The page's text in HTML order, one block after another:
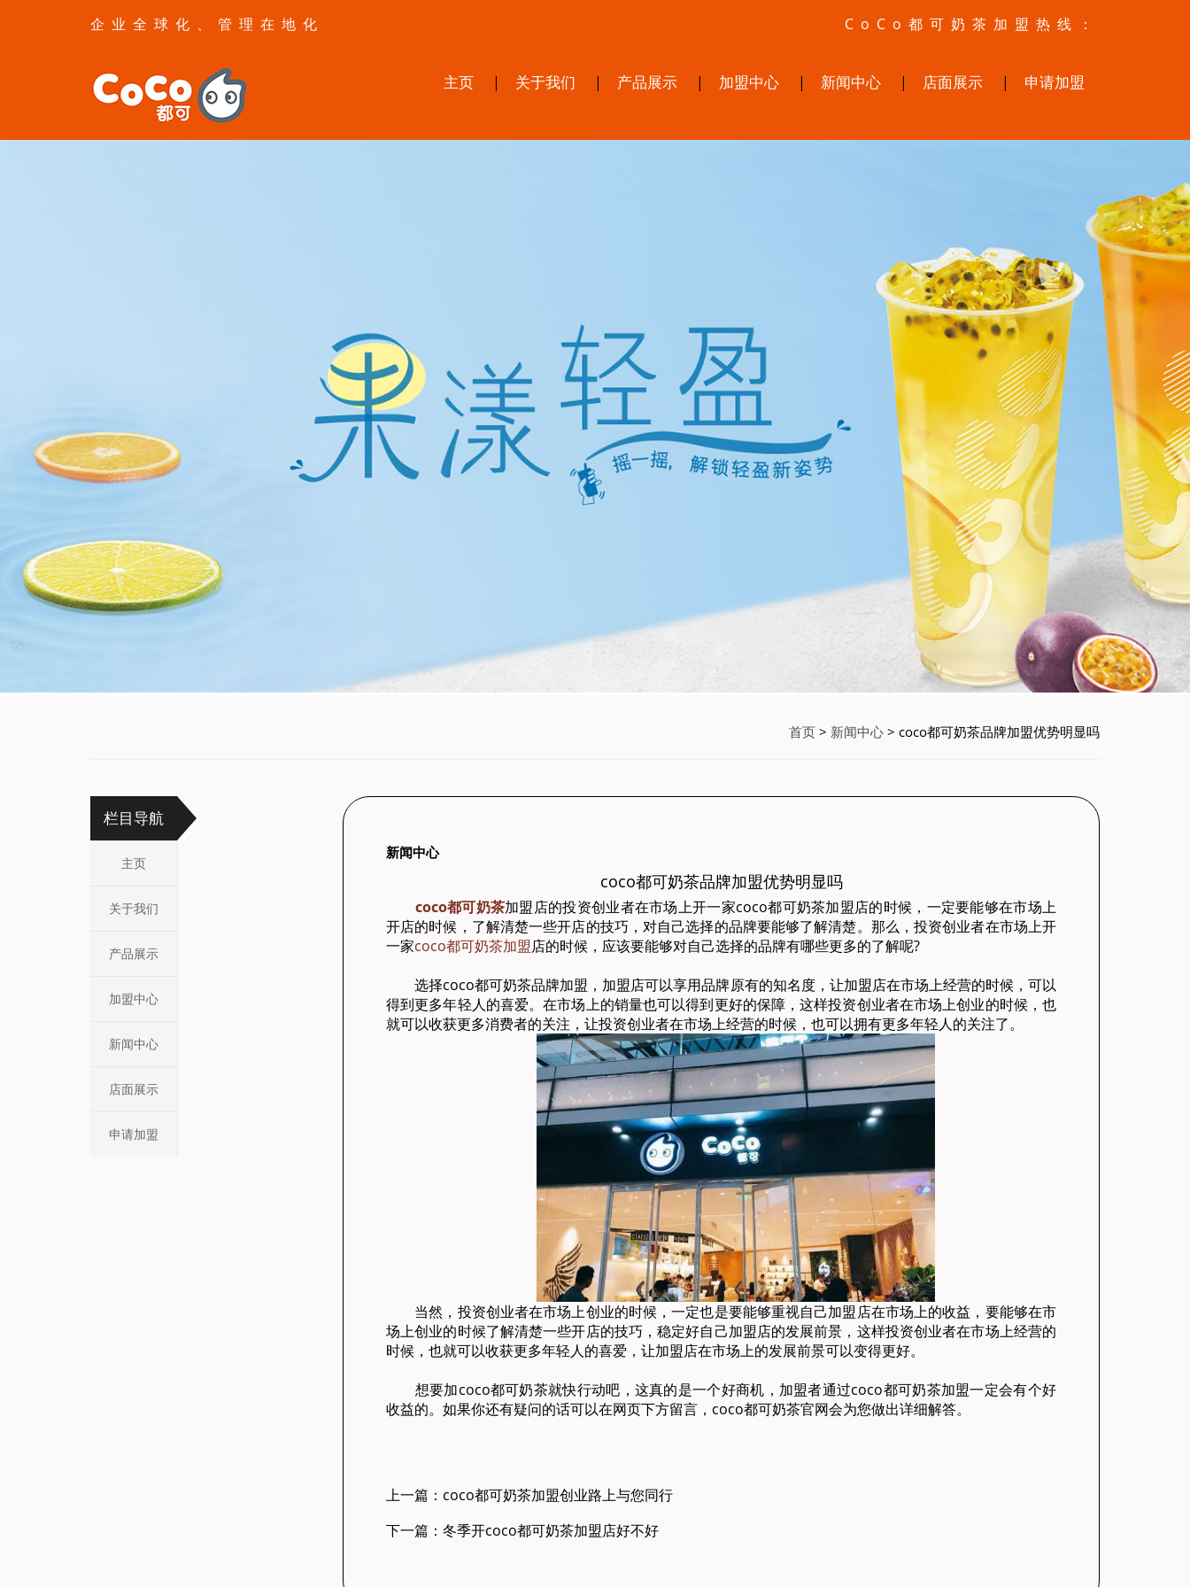
企业全球化、管理在地化 CoCo都可奶茶加盟热线：
主页 | 关于我们 | 产品展示 | 加盟中心 | 新闻中心 | 店面展示 | 申请加盟
首页> 新闻中心> coco都可奶茶品牌加盟优势明显吗
栏目导航
主页
关于我们
产品展示
加盟中心
新闻中心
店面展示
申请加盟
新闻中心
coco都可奶茶品牌加盟优势明显吗
coco都可奶茶加盟店的投资创业者在市场上开一家coco都可奶茶加盟店的时候，一定要能够在市场上
开店的时候，了解清楚一些开店的技巧，对自己选择的品牌要能够了解清楚。那么，投资创业者在市场上开
一家coco都可奶茶加盟店的时候，应该要能够对自己选择的品牌有哪些更多的了解呢?
选择coco都可奶茶品牌加盟，加盟店可以享用品牌原有的知名度，让加盟店在市场上经营的时候，可以
得到更多年轻人的喜爱。在市场上的销量也可以得到更好的保障，这样投资创业者在市场上创业的时候，也
就可以收获更多消费者的关注，让投资创业者在市场上经营的时候，也可以拥有更多年轻人的关注了。
当然，投资创业者在市场上创业的时候，一定也是要能够重视自己加盟店在市场上的收益，要能够在市
场上创业的时候了解清楚一些开店的技巧，稳定好自己加盟店的发展前景，这样投资创业者在市场上经营的
时候，也就可以收获更多年轻人的喜爱，让加盟店在市场上的发展前景可以变得更好。
想要加coco都可奶茶就快行动吧，这真的是一个好商机，加盟者通过coco都可奶茶加盟一定会有个好
收益的。如果你还有疑问的话可以在网页下方留言，coco都可奶茶官网会为您做出详细解答。
上一篇：coco都可奶茶加盟创业路上与您同行
下一篇：冬季开coco都可奶茶加盟店好不好